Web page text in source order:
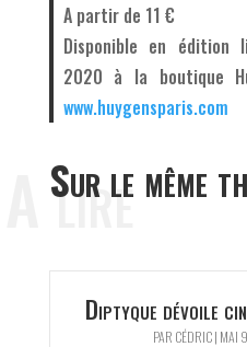
A partir de 11 €
Disponible en
2020 à la boutique
www.huygensparis.com
Sur le même
A lire
Diptyque dévoile
PAR CÉDRIC| MAI